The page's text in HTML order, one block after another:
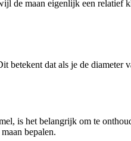
de maan eigenlijk een relatief
betekent dat als je de diameter
is het belangrijk om te
bepalen.